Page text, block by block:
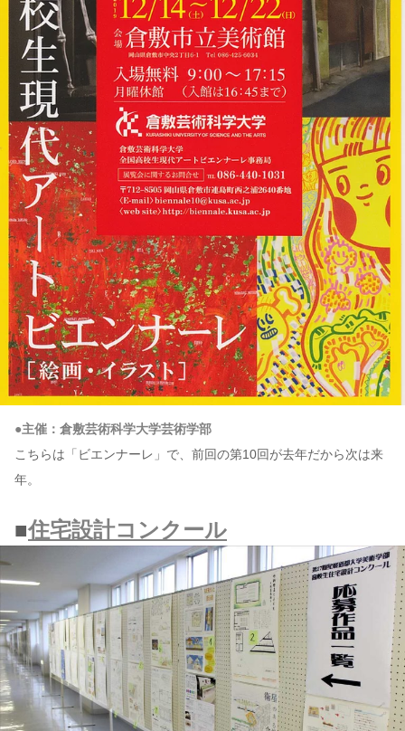
●主催：倉敷芸術科学大学芸術学部
こちらは「ビエンナーレ」で、前回の第10回が去年だから次は来
年。
■住宅設計コンクール